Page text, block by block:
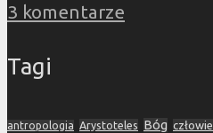
3 komentarze
Tagi
antropologia Arystoteles Bóg